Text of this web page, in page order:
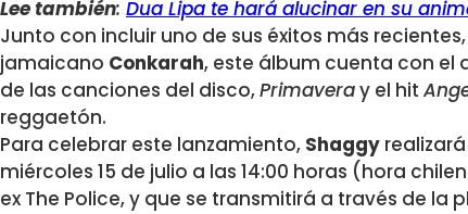
Lee también: Dua Lipa te hará alucinar en su
Junto con incluir uno de sus éxitos más recientes,
jamaicano Conkarah, este álbum cuenta con el
de las canciones del disco,Primaveray el hit
reggaetón.
Para celebrar este lanzamiento, Shaggy
miércoles 15 de julio a las 14:00 horas (hora
ex The Police, y que se transmitirá a través de la